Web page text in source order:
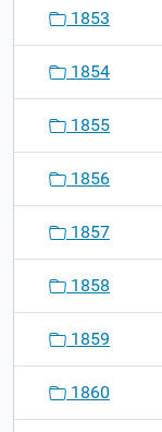
1853
1854
1855
1856
1857
1858
1859
1860